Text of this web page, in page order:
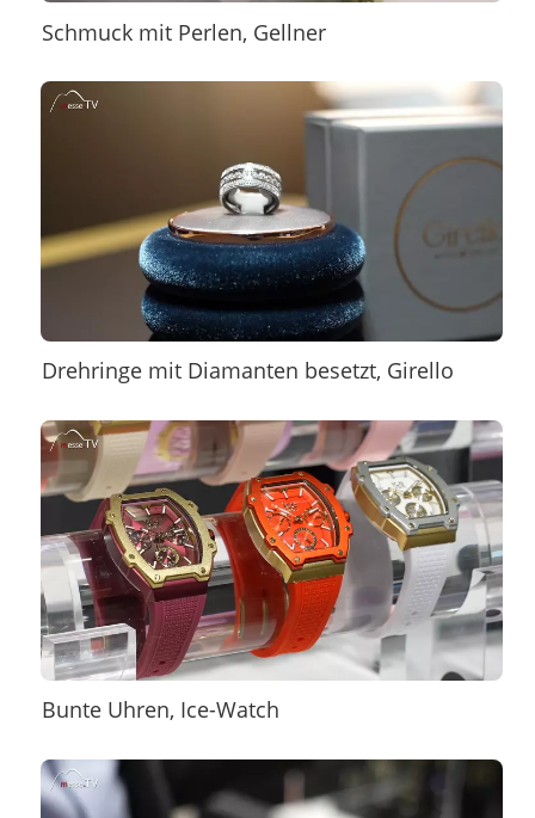
Schmuck mit Perlen, Gellner
Drehringe mit Diamanten besetzt, Girello
Bunte Uhren, Ice-Watch